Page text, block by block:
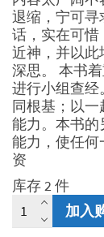
退缩，宁可
话，实在可
近神，并以此
深思。 本书
进行小组查
同根基；以
能力。本书
能力，使任
资
库存 2 件
你
们
加入